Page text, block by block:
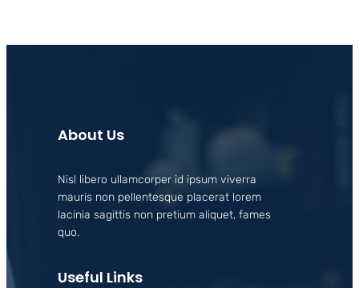
About Us
Nisl libero ullamcorper id ipsum viverra
mauris non pellentesque placerat lorem
lacinia sagittis non pretium aliquet, fames
quo.
Useful Links